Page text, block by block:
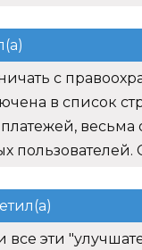
с
в список
весьма
пользователей.
все эти